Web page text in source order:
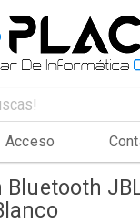
Acceso
Bluetooth